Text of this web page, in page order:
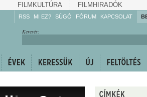
FILMKULTÚRA FILMHIRADÓK
RSS MI EZ? SÚGÓ
Gyarapítsa!
FÓRUM KAPCSOLAT
Keresés: